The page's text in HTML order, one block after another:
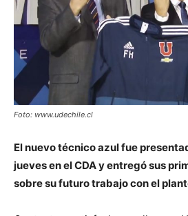
Foto: www.udechile.cl
El nuevo técnico azul fue
jueves en el CDA y entregó sus
sobre su futuro trabajo con el